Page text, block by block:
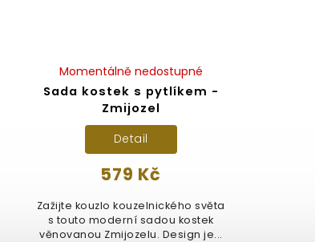
Sada kostek s pytlíkem -
Zmijozel
Momentálně nedostupné
579 Kč
Detail
Zažijte kouzlo kouzelnického světa
s touto moderní sadou kostek
věnovanou Zmijozelu. Design je...